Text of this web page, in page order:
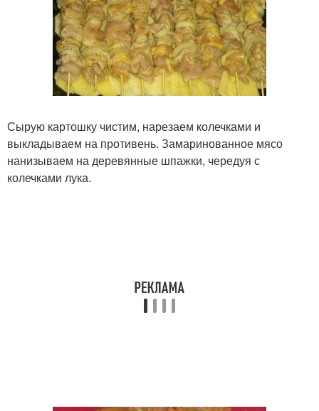
Сырую картошку чистим, нарезаем колечками и
выкладываем на противень. Замаринованное мясо
нанизываем на деревянные шпажки, чередуя с
колечками лука.